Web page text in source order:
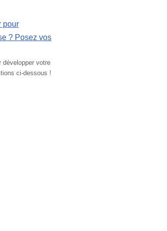
développer votre
ci-dessous !